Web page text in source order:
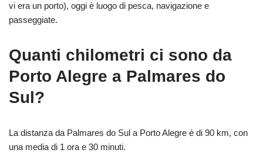
vi era un porto), oggi è luogo di pesca, navigazione e
passeggiate.
Quanti chilometri ci sono da
Porto Alegre a Palmares do
Sul?
La distanza da Palmares do Sul a Porto Alegre è di 90 km, con
una media di 1 ora e 30 minuti.